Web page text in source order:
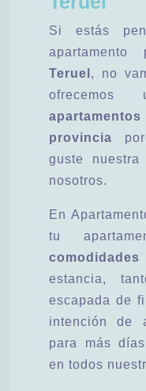
Si estás
apartamento
Teruel , no
provincia
guste
nosotros.
En
tu
estancia,
escapada de
intención de
para más
en todos